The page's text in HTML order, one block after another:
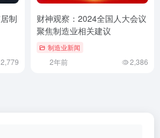
制
2,779
财神观察：2024全国人大会议
聚焦制造业相关建议
制造业新闻
2年前 2,386